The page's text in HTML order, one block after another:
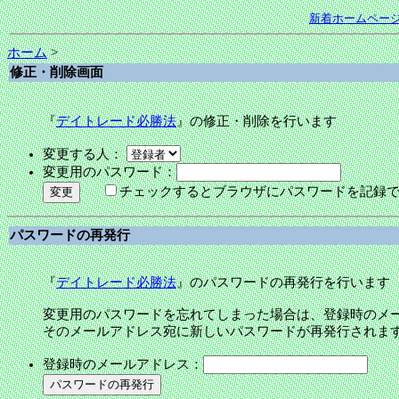
新着ホームペー
ホーム>
修正・削除画面
『デイトレード必勝法』の修正・削除を行います
変更する人：
変更用のパスワード：
チェックするとブラウザにパスワードを記録
パスワードの再発行
『デイトレード必勝法』のパスワードの再発行を行います
変更用のパスワードを忘れてしまった場合は、登録時のメ
そのメールアドレス宛に新しいパスワードが再発行されま
登録時のメールアドレス：